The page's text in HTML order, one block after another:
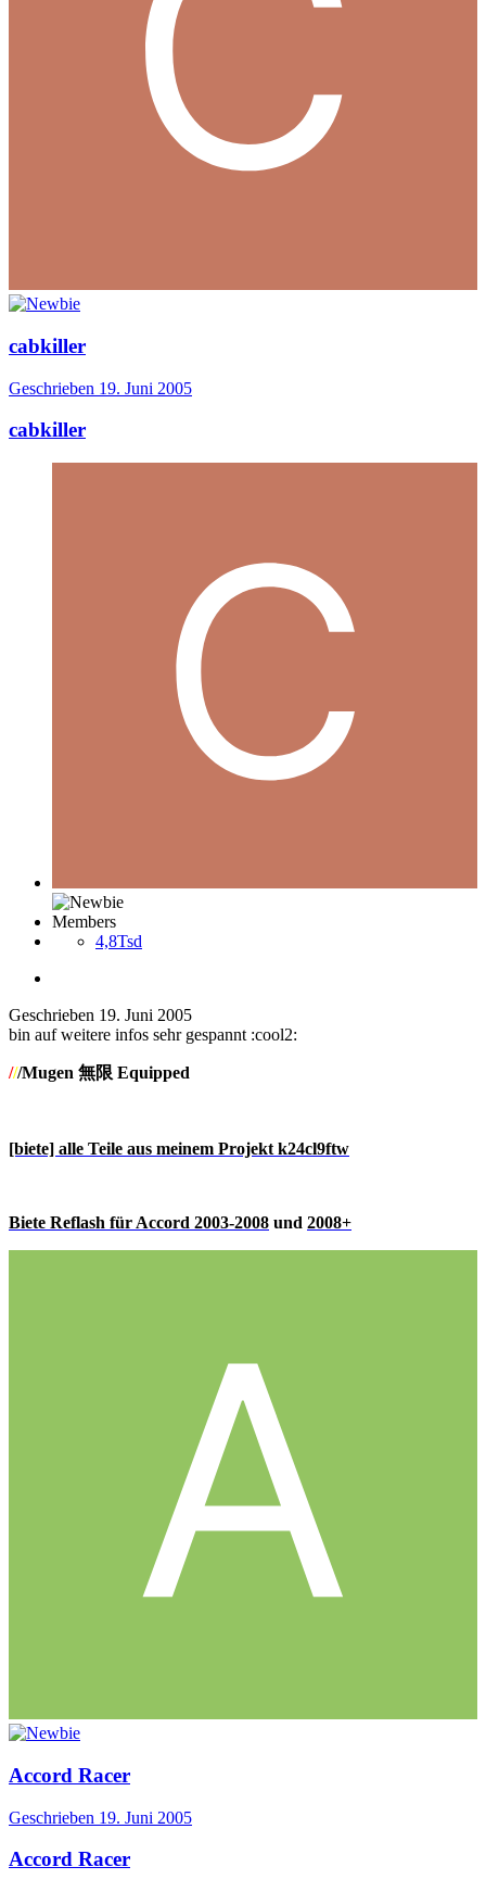
cabkiller
Geschrieben 19. Juni 2005
cabkiller
Members
4,8Tsd
Geschrieben 19. Juni 2005
bin auf weitere infos sehr gespannt :cool2:
///Mugen 無限 Equipped
[biete] alle Teile aus meinem Projekt k24cl9ftw
Biete Reflash für Accord 2003-2008 und 2008+
Accord Racer
Geschrieben 19. Juni 2005
Accord Racer